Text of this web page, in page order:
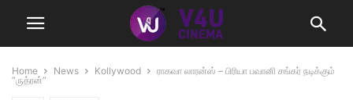
Home News Kollywood
ராகவா லாரன்ஸ் – பிரியா பவானி சங்கர் நடிக்கும்
“ருத்ரன்”